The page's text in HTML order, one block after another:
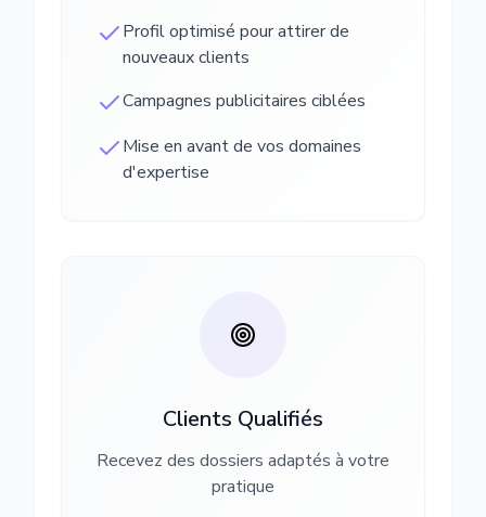
Profil optimisé pour attirer de
nouveaux clients
Campagnes publicitaires ciblées
Mise en avant de vos domaines
d'expertise
Clients Qualifiés
Recevez des dossiers adaptés à votre
pratique